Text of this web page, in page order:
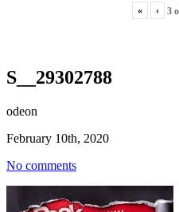
« ‹ 3
S__29302788
odeon
February 10th, 2020
No comments